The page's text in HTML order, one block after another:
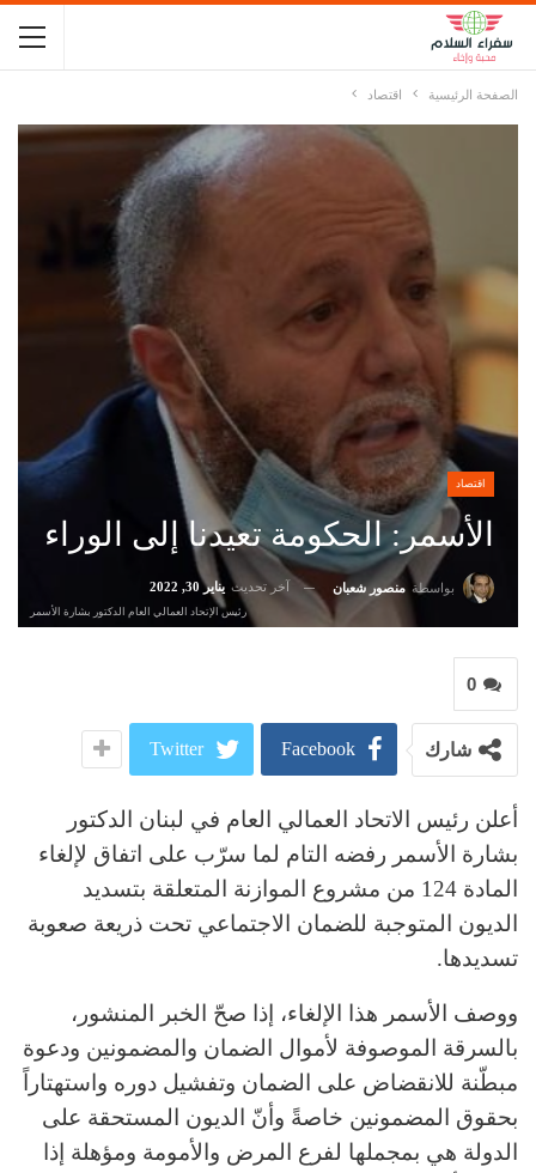
الصفحة الرئيسية اقتصاد
اقتصاد
الأسمر: الحكومة تعيدنا إلى الوراء
بواسطة منصور شعبان آخر تحديث يناير 30, 2022
رئيس الإتحاد العمالي العام الدكتور بشارة الأسمر
0
شارك Facebook
Twitter
أعلن رئيس الاتحاد العمالي العام في لبنان الدكتور
بشارة الأسمر رفضه التام لما سرّب على اتفاق لإلغاء
المادة 124 من مشروع الموازنة المتعلقة بتسديد
الديون المتوجبة للضمان الاجتماعي تحت ذريعة صعوبة
تسديدها.
ووصف الأسمر هذا الإلغاء، إذا صحّ الخبر المنشور،
بالسرقة الموصوفة لأموال الضمان والمضمونين ودعوة
مبطّنة للانقضاض على الضمان وتفشيل دوره واستهتاراً
بحقوق المضمونين خاصةً وأنّ الديون المستحقة على
الدولة هي بمجملها لفرع المرض والأمومة ومؤهلة إذا